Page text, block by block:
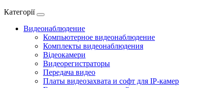
Категорії
Видеонаблюдение
Компьютерное видеонаблюдение
Комплекты видеонаблюдения
Відеокамери
Видеорегистраторы
Передача видео
Платы видеозахвата и софт для IP-камер